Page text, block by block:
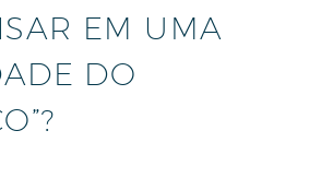
EM UMA
DO